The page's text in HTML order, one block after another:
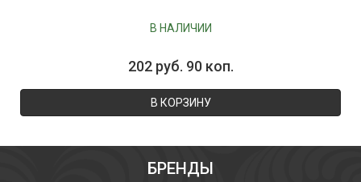
В НАЛИЧИИ
202 руб. 90 коп.
В КОРЗИНУ
БРЕНДЫ